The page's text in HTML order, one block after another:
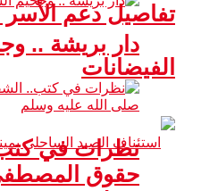
تفاصيل دعم
الفيضانات
دار بريشة ..
نظرات في
حقوق